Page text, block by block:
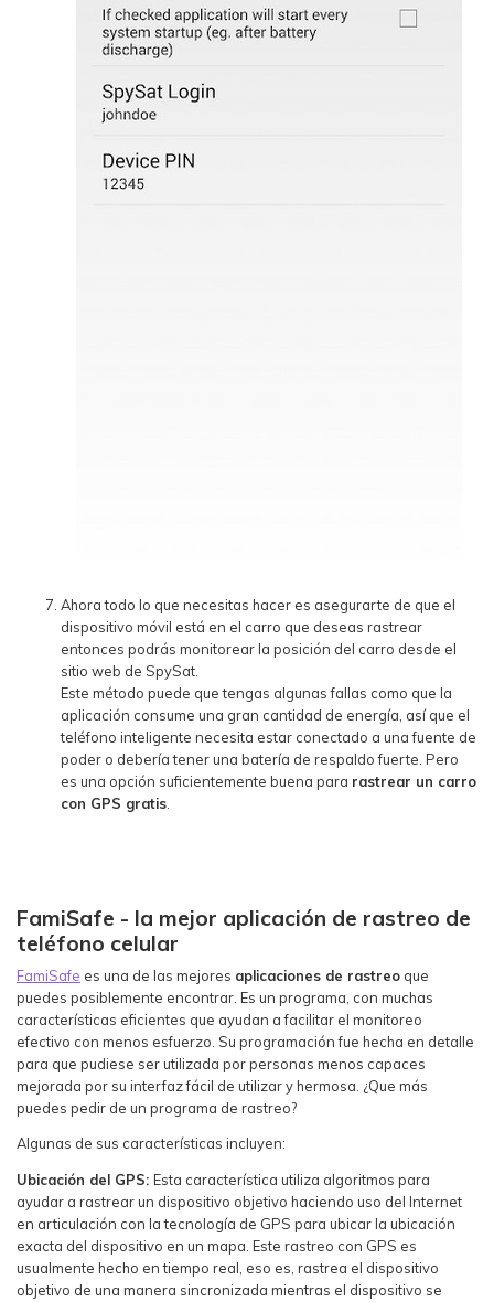
Ahora todo lo que necesitas hacer es asegurarte de que el
dispositivo móvil está en el carro que deseas rastrear
entonces podrás monitorear la posición del carro desde el
sitio web de SpySat.
Este método puede que tengas algunas fallas como que la
aplicación consume una gran cantidad de energía, así que el
teléfono inteligente necesita estar conectado a una fuente de
poder o debería tener una batería de respaldo fuerte. Pero
es una opción suficientemente buena para rastrear un carro
con GPS gratis
FamiSafe - la mejor aplicación de rastreo de
teléfono celular
FamiSafe es una de las mejores aplicaciones de rastreo que
puedes posiblemente encontrar. Es un programa, con muchas
características eficientes que ayudan a facilitar el monitoreo
efectivo con menos esfuerzo. Su programación fue hecha en detalle
para que pudiese ser utilizada por personas menos capaces
mejorada por su interfaz fácil de utilizar y hermosa. ¿Que más
puedes pedir de un programa de rastreo?
Algunas de sus características incluyen:
Ubicación del GPS: Esta característica utiliza algoritmos para
ayudar a rastrear un dispositivo objetivo haciendo uso del Internet
en articulación con la tecnología de GPS para ubicar la ubicación
exacta del dispositivo en un mapa. Este rastreo con GPS es
usualmente hecho en tiempo real, eso es, rastrea el dispositivo
objetivo de una manera sincronizada mientras el dispositivo se